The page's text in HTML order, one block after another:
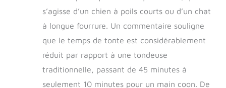
s’agisse d’un chien à poils courts ou d’un chat
à longue fourrure. Un commentaire souligne
que le temps de tonte est considérablement
réduit par rapport à une tondeuse
traditionnelle, passant de 45 minutes à
seulement 10 minutes pour un main coon. De